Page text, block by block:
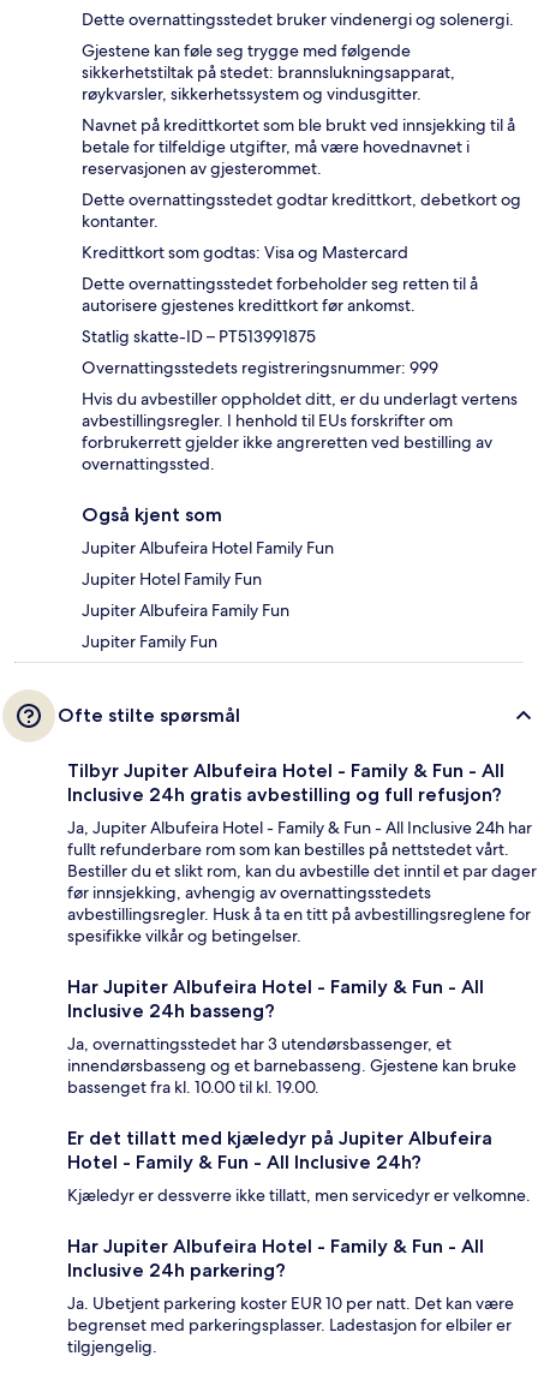
Dette overnattingsstedet bruker vindenergi og solenergi.
Gjestene kan føle seg trygge med følgende
sikkerhetstiltak på stedet: brannslukningsapparat,
røykvarsler, sikkerhetssystem og vindusgitter.
Navnet på kredittkortet som ble brukt ved innsjekking til å
betale for tilfeldige utgifter, må være hovednavnet i
reservasjonen av gjesterommet.
Dette overnattingsstedet godtar kredittkort, debetkort og
kontanter.
Kredittkort som godtas: Visa og Mastercard
Dette overnattingsstedet forbeholder seg retten til å
autorisere gjestenes kredittkort før ankomst.
Statlig skatte-ID – PT513991875
Overnattingsstedets registreringsnummer: 999
Hvis du avbestiller oppholdet ditt, er du underlagt vertens
avbestillingsregler. I henhold til EUs forskrifter om
forbrukerrett gjelder ikke angreretten ved bestilling av
overnattingssted.
Også kjent som
Jupiter Albufeira Hotel Family Fun
Jupiter Hotel Family Fun
Jupiter Albufeira Family Fun
Jupiter Family Fun
Ofte stilte spørsmål
Tilbyr Jupiter Albufeira Hotel - Family & Fun - All
Inclusive 24h gratis avbestilling og full refusjon?
Ja, Jupiter Albufeira Hotel - Family & Fun - All Inclusive 24h har
fullt refunderbare rom som kan bestilles på nettstedet vårt.
Bestiller du et slikt rom, kan du avbestille det inntil et par dager
før innsjekking, avhengig av overnattingsstedets
avbestillingsregler. Husk å ta en titt på avbestillingsreglene for
spesifikke vilkår og betingelser.
Har Jupiter Albufeira Hotel - Family & Fun - All
Inclusive 24h basseng?
Ja, overnattingsstedet har 3 utendørsbassenger, et
innendørsbasseng og et barnebasseng. Gjestene kan bruke
bassenget fra kl. 10.00 til kl. 19.00.
Er det tillatt med kjæledyr på Jupiter Albufeira
Hotel - Family & Fun - All Inclusive 24h?
Kjæledyr er dessverre ikke tillatt, men servicedyr er velkomne.
Har Jupiter Albufeira Hotel - Family & Fun - All
Inclusive 24h parkering?
Ja. Ubetjent parkering koster EUR 10 per natt. Det kan være
begrenset med parkeringsplasser. Ladestasjon for elbiler er
tilgjengelig.